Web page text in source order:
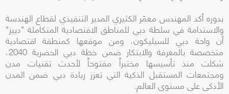
بدوره أكد المهندس معمّر الكثيري المدير التنفيذي لقطاع الهندسة
والاستدامة في سلطة دبي للمناطق الاقتصادية المتكاملة "دييز"
أن واحة دبي للسيليكون، ومن موقعها كمنطقة اقتصادية
متخصصة بالمعرفة والابتكار ضمن خطة دبي الحضرية 2040،
شكلت منذ تأسيسها مختبراً مفتوحاً لأحدث تقنيات مدن
ومجتمعات المستقبل الذكية التي تعزز ريادة دبي ضمن المدن
الأذكى على مستوى العالم.